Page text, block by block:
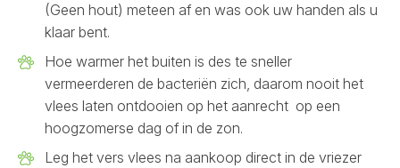
(Geen hout) meteen af en was ook uw handen als u
klaar bent.
Hoe warmer het buiten is des te sneller
vermeerderen de bacteriën zich, daarom nooit het
vlees laten ontdooien op het aanrecht op een
hoogzomerse dag of in de zon.
Leg het vers vlees na aankoop direct in de vriezer